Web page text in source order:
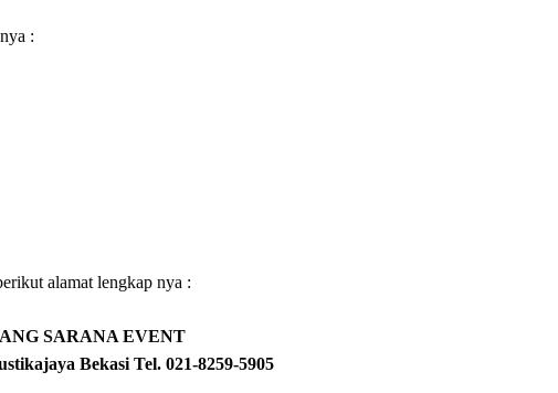
:
alamat lengkap nya :
SARANA EVENT
Bekasi Tel. 021-8259-5905